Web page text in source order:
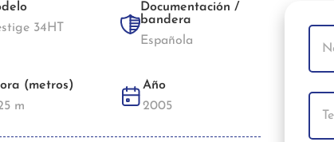
34HT
Documentación /
bandera
Española
(metros)
m
Año
2005